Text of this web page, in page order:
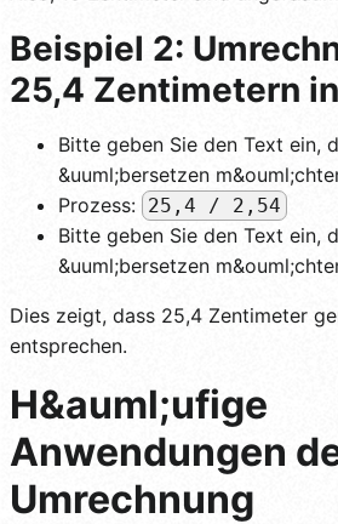
Beispiel 2:
25,4 Zentimetern
Bitte geben Sie den Text ein,
&uuml;bersetzen
Prozess: 25,4 / 2,54
Bitte geben Sie den Text ein,
&uuml;bersetzen
Dies zeigt, dass 25,4 Zentimeter
entsprechen.
H&auml;ufige
Anwendungen
Umrechnung